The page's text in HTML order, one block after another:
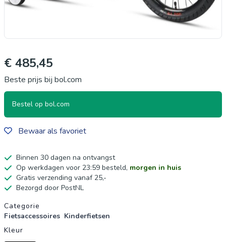
€ 485,45
Beste prijs bij bol.com
Bestel op bol.com
Bewaar als favoriet
Binnen 30 dagen na ontvangst
Op werkdagen voor 23:59 besteld, morgen in huis
Gratis verzending vanaf 25,-
Bezorgd door PostNL
Productgegevens
Categorie
Fietsaccessoires Kinderfietsen
Kleur